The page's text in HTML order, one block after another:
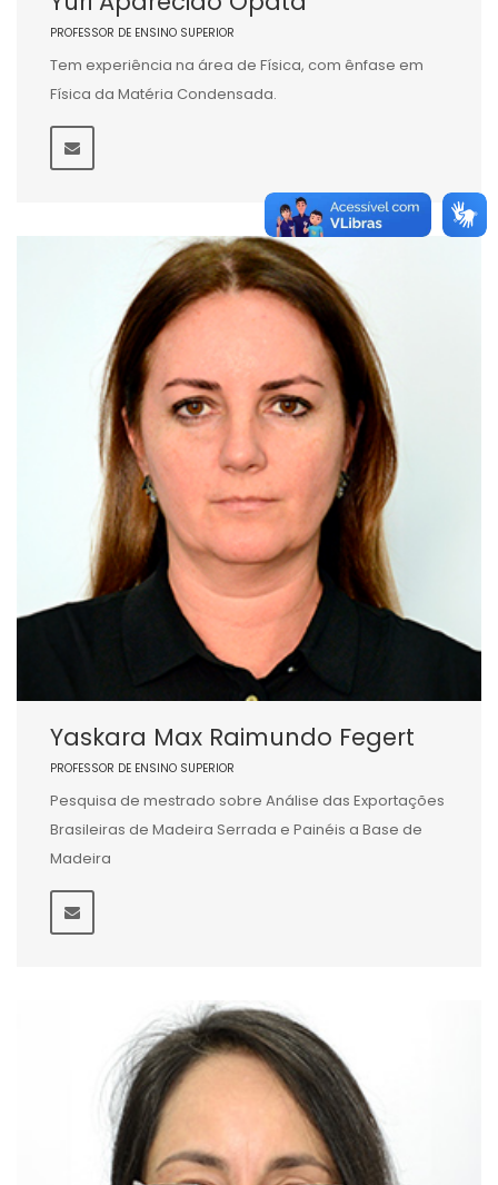
PROFESSOR DE ENSINO SUPERIOR
Tem experiência na área de Física, com ênfase em
Física da Matéria Condensada.
Yaskara Max Raimundo Fegert
PROFESSOR DE ENSINO SUPERIOR
Pesquisa de mestrado sobre Análise das Exportações
Brasileiras de Madeira Serrada e Painéis a Base de
Madeira